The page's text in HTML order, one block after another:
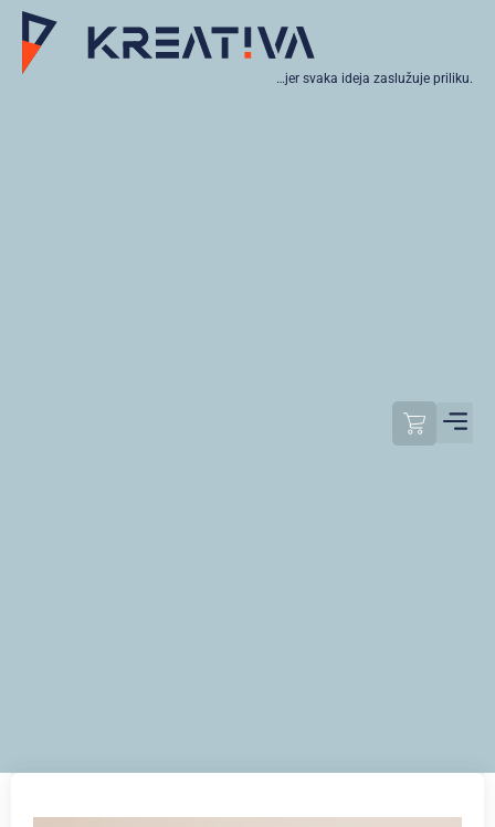
…jer svaka ideja zaslužuje priliku.